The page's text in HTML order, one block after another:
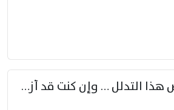
أفاطم مهلا بعض هذا التدلل … وإن كنت قد أزمعت صرمي فأجملي